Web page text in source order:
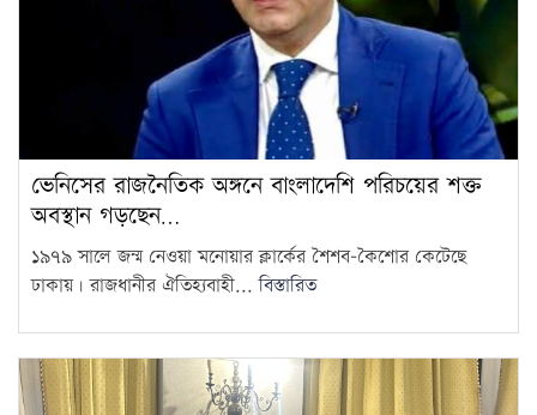
ভেনিসের রাজনৈতিক অঙ্গনে বাংলাদেশি পরিচয়ের শক্ত
অবস্থান গড়ছেন…
১৯৭৯ সালে জন্ম নেওয়া মনোয়ার ক্লার্কের শৈশব-কৈশোর কেটেছে
ঢাকায়। রাজধানীর ঐতিহ্যবাহী...বিস্তারিত